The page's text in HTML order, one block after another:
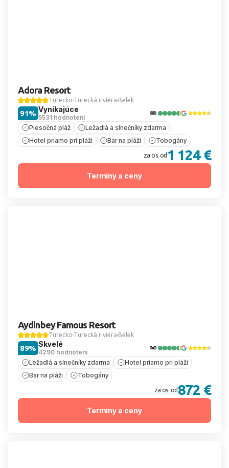
Adora Resort
Turecko Turecká riviéra Belek
Vynikajúce
5531 hodnotení
91%
Piesočná pláž
Ležadlá a slnečníky zdarma
Hotel priamo pri pláži
Bar na pláži Tobogány
za os. od 1 124 €
Termíny a ceny
Aydinbey Famous Resort
Turecko Turecká riviéra Belek
Skvelé
4290 hodnotení
89%
Ležadlá a slnečníky zdarma
Hotel priamo pri pláži
Bar na pláži
Tobogány
za os. od 872 €
Termíny a ceny